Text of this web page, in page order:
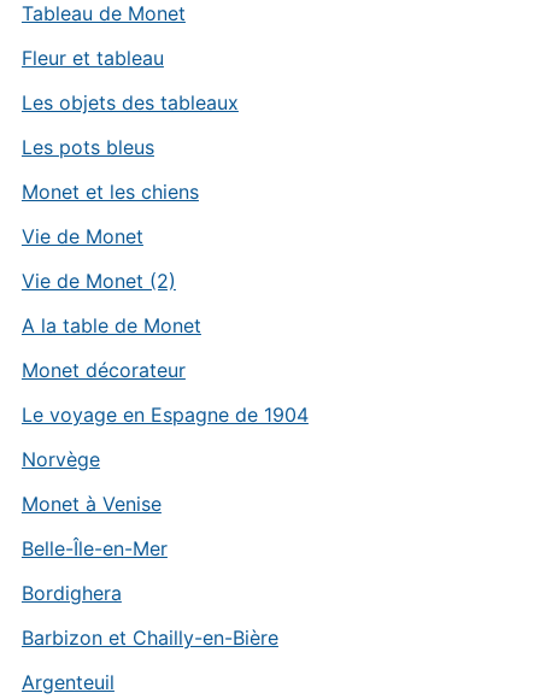
Tableau de Monet
Fleur et tableau
Les objets des tableaux
Les pots bleus
Monet et les chiens
Vie de Monet
Vie de Monet (2)
A la table de Monet
Monet décorateur
Le voyage en Espagne de 1904
Norvège
Monet à Venise
Belle-Île-en-Mer
Bordighera
Barbizon et Chailly-en-Bière
Argenteuil